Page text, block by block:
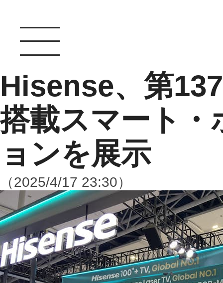
Hisense、第
搭載スマート・
ョンを展示
（2025/4/17 23:30）